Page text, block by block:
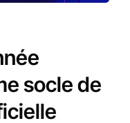
socle de